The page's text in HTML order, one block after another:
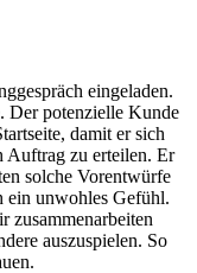
eingeladen.
Der potenzielle Kunde
damit er sich
Auftrag zu erteilen. Er
solche Vorentwürfe
ein unwohles Gefühl.
zusammenarbeiten
auszuspielen. So